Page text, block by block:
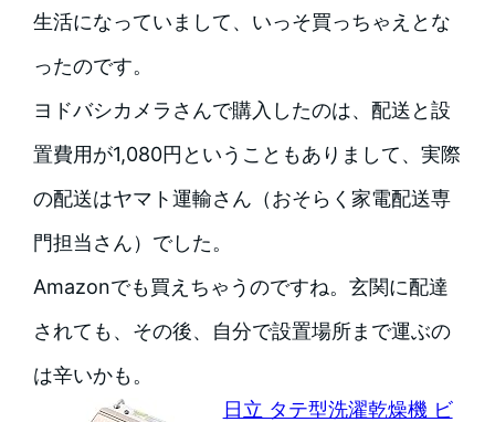
生活になっていまして、いっそ買っちゃえとな
ったのです。
ヨドバシカメラさんで購入したのは、配送と設
置費用が1,080円ということもありまして、実際
の配送はヤマト運輸さん（おそらく家電配送専
門担当さん）でした。
Amazonでも買えちゃうのですね。玄関に配達
されても、その後、自分で設置場所まで運ぶの
は辛いかも。
日立 タテ型洗濯乾燥機 ビ